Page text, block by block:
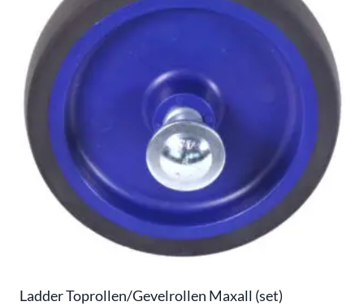
Ladder Toprollen/Gevelrollen Maxall (set)